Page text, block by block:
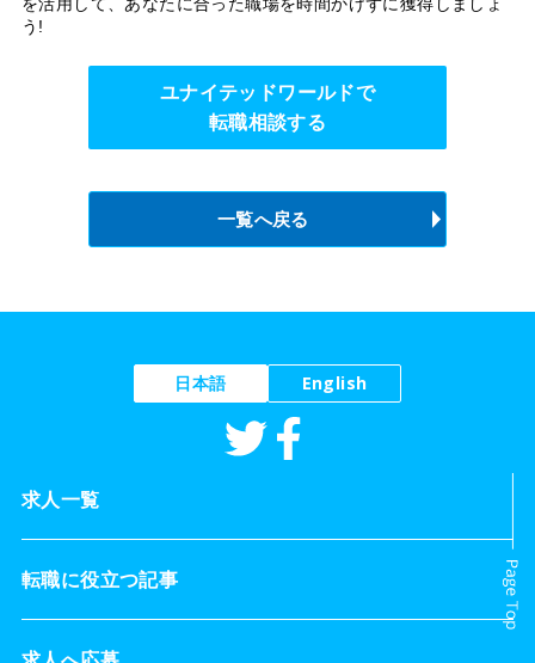
う!
ユナイテッドワールドで
転職相談する
一覧へ戻る
日本語 English
求人一覧
転職に役立つ記事